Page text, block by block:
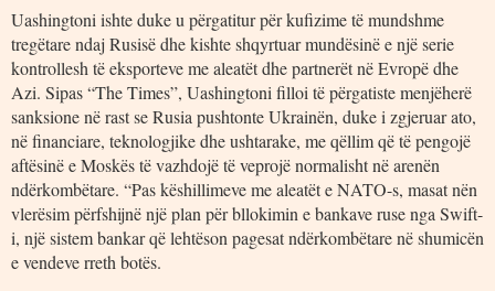
Uashingtoni ishte duke u përgatitur për kufizime të mundshme
tregëtare ndaj Rusisë dhe kishte shqyrtuar mundësinë e një serie
kontrollesh të eksporteve me aleatët dhe partnerët në Evropë dhe
Azi. Sipas “The Times”, Uashingtoni filloi të përgatiste menjëherë
sanksione në rast se Rusia pushtonte Ukrainën, duke i zgjeruar ato,
në financiare, teknologjike dhe ushtarake, me qëllim që të pengojë
aftësinë e Moskës të vazhdojë të veprojë normalisht në arenën
ndërkombëtare. “Pas këshillimeve me aleatët e NATO-s, masat nën
vlerësim përfshijnë një plan për bllokimin e bankave ruse nga Swift-
i, një sistem bankar që lehtëson pagesat ndërkombëtare në shumicën
e vendeve rreth botës.